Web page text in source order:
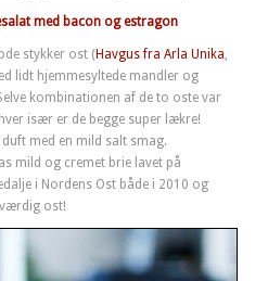
med bacon og estragon
stykker ost (Havgus fra Arla Unika,
lidt hjemmesyltede mandler og
kombinationen af de to oste var
især er de begge super lækre!
med en mild salt smag.
mild og cremet brie lavet på
i Nordens Ost både i 2010 og
ost!